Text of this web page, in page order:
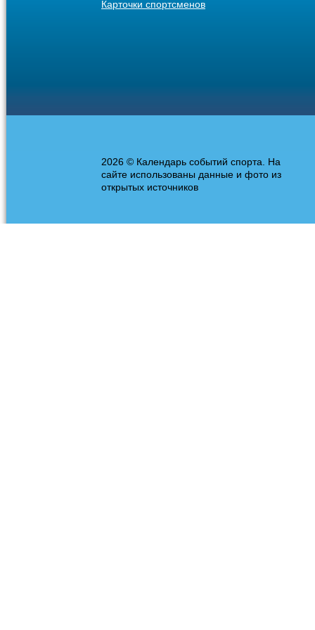
Карточки спортсменов
2026 © Календарь событий спорта. На
сайте использованы данные и фото из
открытых источников